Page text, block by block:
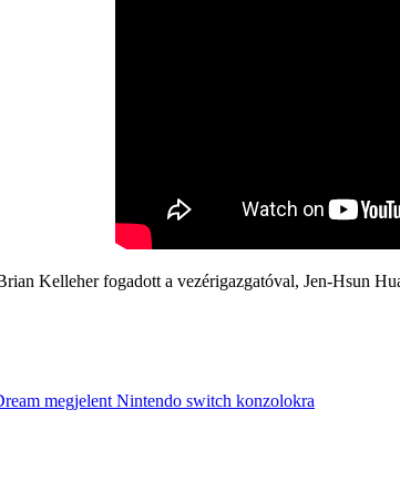
Kelleher fogadott a vezérigazgatóval, Jen-Hsun
megjelent Nintendo switch konzolokra